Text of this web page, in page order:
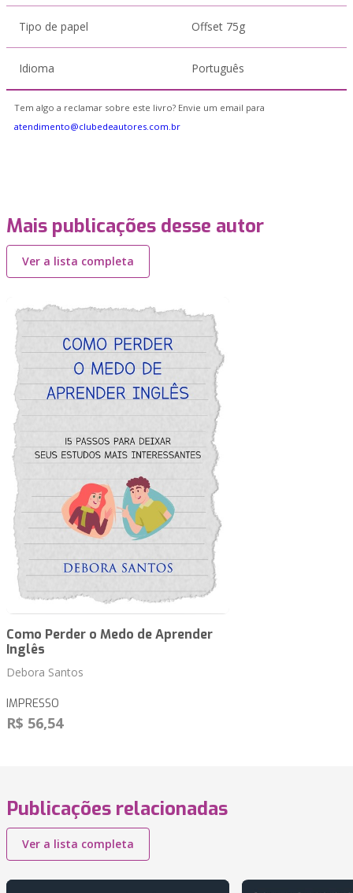
Tipo de papel Offset 75g
Idioma Português
Tem algo a reclamar sobre este livro? Envie um email para
atendimento@clubedeautores.com.br
Mais publicações desse autor
Ver a lista completa
Como Perder o Medo de Aprender
Inglês
Debora Santos
IMPRESSO
R$ 56,54
Publicações relacionadas
Ver a lista completa